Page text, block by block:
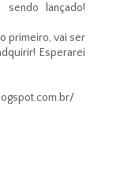
lançado!
primeiro, vai ser
Esperarei